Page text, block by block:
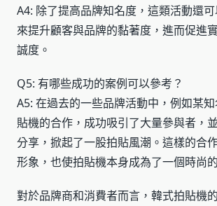
A4: 除了提高品牌知名度，這類活動還
來提升顧客與品牌的黏著度，進而促進
誠度。
Q5: 有哪些成功的案例可以參考？
A5: 在過去的一些品牌活動中，例如某
貼機的合作，成功吸引了大量參與者，
分享，掀起了一股拍貼風潮。這樣的合
形象，也使拍貼機本身成為了一個時尚
對於品牌商和消費者而言，韓式拍貼機